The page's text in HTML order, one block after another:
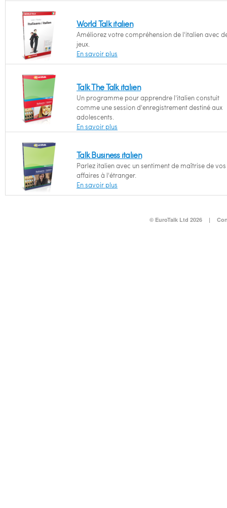
World Talk italien
Améliorez votre compréhension de l'italien avec
jeux.
En savoir plus
Talk The Talk italien
Un programme pour apprendre l'italien constuit
comme une session d'enregistrement destiné aux
adolescents.
En savoir plus
Talk Business italien
Parlez italien avec un sentiment de maîtrise de vos
affaires à l'étranger.
En savoir plus
© EuroTalk Ltd 2026 |